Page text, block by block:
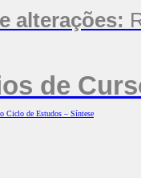
alterações:
de
Ciclo de Estudos – Síntese